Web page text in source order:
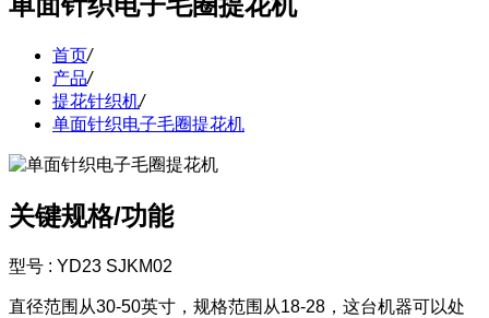
首页/
产品/
提花针织机/
单面针织电子毛圈提花机
关键规格/功能
型号 : YD23 SJKM02
直径范围从30-50英寸，规格范围从18-28，这台机器可以处